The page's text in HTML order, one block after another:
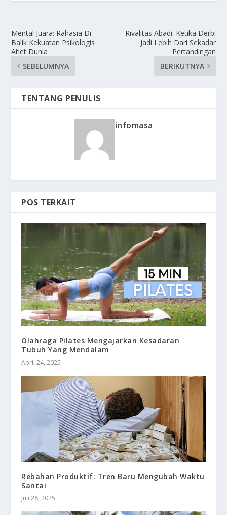
Mental Juara: Rahasia Di
Balik Kekuatan Psikologis
Atlet Dunia
SEBELUMNYA
Rivalitas Abadi: Ketika Derbi
Jadi Lebih Dari Sekadar
Pertandingan
BERIKUTNYA
TENTANG PENULIS
infomasa
POS TERKAIT
Olahraga Pilates Mengajarkan Kesadaran
Tubuh Yang Mendalam
April 24, 2025
Rebahan Produktif: Tren Baru Mengubah Waktu
Santai
Juli 28, 2025